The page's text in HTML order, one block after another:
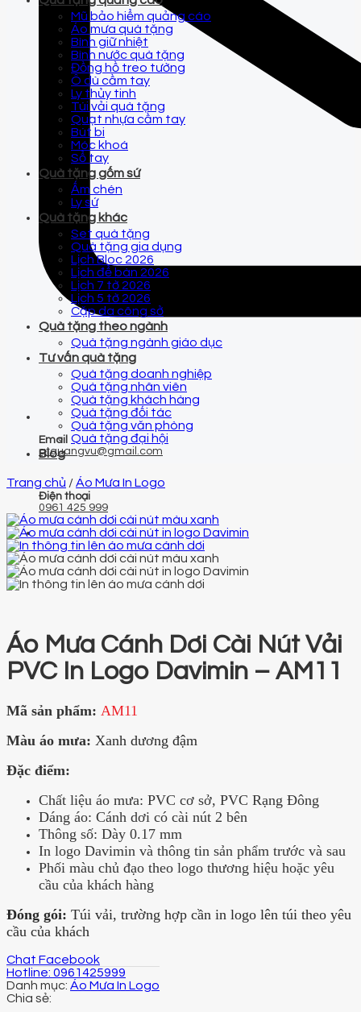
Email
qtquangvu@gmail.com
Điện thoại
0961 425 999
Mũ bảo hiểm quảng cáo
Áo mưa quà tặng
Bình giữ nhiệt
Bình nước quà tặng
Đồng hồ treo tường
Ô dù cầm tay
Ly thủy tinh
Túi vải quà tặng
Quạt nhựa cầm tay
Bút bi
Móc khoá
Sổ tay
Quà tặng gốm sứ
Ấm chén
Ly sứ
Quà tặng khác
Set quà tặng
Quà tặng gia dụng
Lịch Bloc 2026
Lịch để bàn 2026
Lịch 7 tờ 2026
Lịch 5 tờ 2026
Cặp da công sở
Quà tặng theo ngành
Quà tặng ngành giáo dục
Tư vấn quà tặng
Quà tặng doanh nghiệp
Quà tặng nhân viên
Quà tặng khách hàng
Quà tặng đối tác
Quà tặng văn phòng
Quà tặng đại hội
Blog
Trang chủ /Áo Mưa In Logo
Áo Mưa Cánh Dơi Cài Nút Vải
PVC In Logo Davimin – AM11
Mã sản phẩm: AM11
Màu áo mưa: Xanh dương đậm
Đặc điểm:
Chất liệu áo mưa: PVC cơ sở, PVC Rạng Đông
Dáng áo: Cánh dơi có cài nút 2 bên
Thông số: Dày 0.17 mm
In logo Davimin và thông tin sản phẩm trước và sau
Phối màu chủ đạo theo logo thương hiệu hoặc yêu
cầu của khách hàng
Đóng gói: Túi vải, trường hợp cần in logo lên túi theo yêu
cầu của khách
Chat Facebook
Hotline: 0961425999
Danh mục: Áo Mưa In Logo